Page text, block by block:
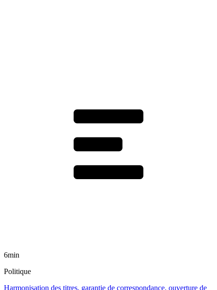
6min
Politique
Harmonisation des titres, garantie de correspondance, ouverture de